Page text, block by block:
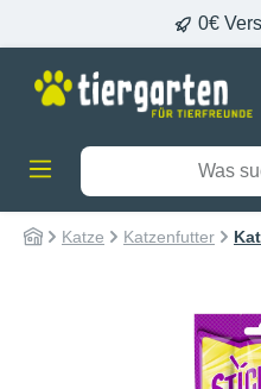
0€
Katze Katzenfutter
Bildergalerie